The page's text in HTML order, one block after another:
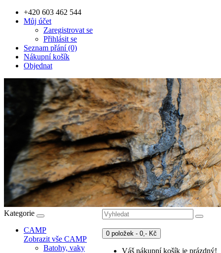
+420 603 462 544
Můj účet
Zaregistrovat se
Přihlásit se
Seznam přání (0)
Nákupní košík
Objednat
0 položek - 0,- Kč
Váš nákupní košík je prázdný!
Kategorie
CAMP
Zobrazit vše CAMP
Batohy, vaky